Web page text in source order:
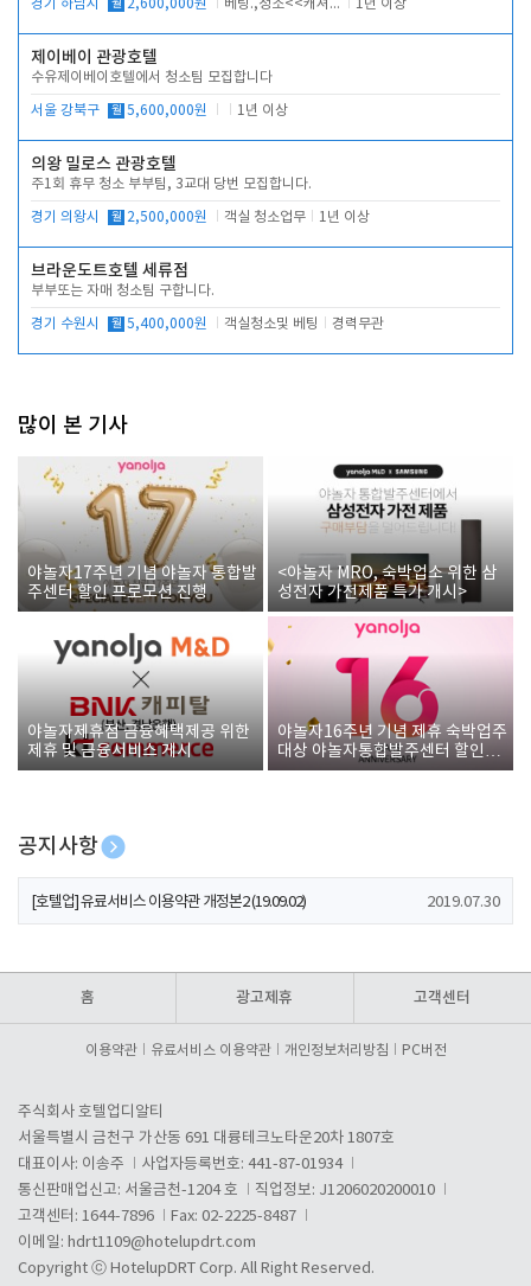
경기 하남시 월 2,600,000원 베팅.,청소<<캐셔 모셔봅니다. 1년 이상
제이베이 관광호텔
수유제이베이호텔에서 청소팀 모집합니다
서울 강북구 월 5,600,000원 1년 이상
의왕 밀로스 관광호텔
주1회 휴무 청소 부부팀, 3교대 당번 모집합니다.
경기 의왕시 월 2,500,000원 객실 청소업무 1년 이상
브라운도트호텔 세류점
부부또는 자매 청소팀 구합니다.
경기 수원시 월 5,400,000원 객실청소및 베팅 경력무관
많이 본 기사
야놀자17주년 기념 야놀자 통합발
주센터 할인 프로모션 진행
<야놀자 MRO, 숙박업소 위한 삼
성전자 가전제품 특가 개시>
야놀자제휴점 금융혜택제공 위한
제휴 및 금융서비스 게시
야놀자16주년 기념 제휴 숙박업주
대상 야놀자통합발주센터 할인쿠
폰 증정
공지사항
[호텔업] 개인정보 처리방침 개정본1 (19.09.02)
[호텔업] 유료서비스 이용약관 개정본2 (19.09.02) 2019.07.30
홈 광고제휴 고객센터
이용약관 유료서비스 이용약관 개인정보처리방침 PC버전
주식회사 호텔업디알티
서울특별시 금천구 가산동 691 대륭테크노타운20차 1807호
대표이사: 이송주
사업자등록번호: 441-87-01934
통신판매업신고: 서울금천-1204 호
직업정보: J1206020200010
고객센터: 1644-7896
Fax: 02-2225-8487
이메일: hdrt1109@hotelupdrt.com
Copyright ⓒ HotelupDRT Corp. All Right Reserved.